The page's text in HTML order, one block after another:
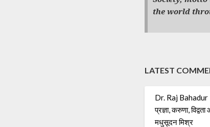
the world
LATEST
Dr. Raj
प्रज्ञा, करुणा,
मधुसूदन मिश्र